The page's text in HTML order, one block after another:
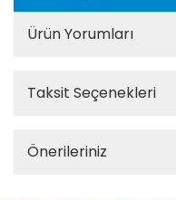
Ürün Yorumları
Taksit Seçenekleri
Önerileriniz